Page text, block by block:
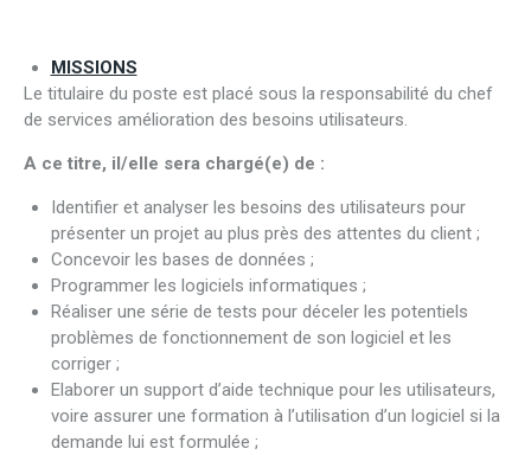
MISSIONS
Le titulaire du poste est placé sous la responsabilité du chef
de services amélioration des besoins utilisateurs.
A ce titre, il/elle sera chargé(e) de :
Identifier et analyser les besoins des utilisateurs pour
présenter un projet au plus près des attentes du client ;
Concevoir les bases de données ;
Programmer les logiciels informatiques ;
Réaliser une série de tests pour déceler les potentiels
problèmes de fonctionnement de son logiciel et les
corriger ;
Elaborer un support d’aide technique pour les utilisateurs,
voire assurer une formation à l’utilisation d’un logiciel si la
demande lui est formulée ;